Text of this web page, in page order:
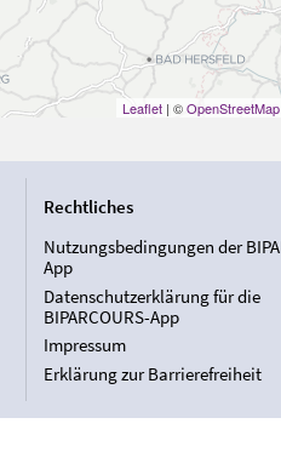
Leaflet| ©OpenStreetMap
Rechtliches
Nutzungsbedingungen der
App
Datenschutzerklärung für die
BIPARCOURS-App
Impressum
Erklärung zur Barrierefreiheit